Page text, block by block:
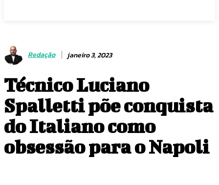
Redação janeiro 3, 2023
Técnico Luciano
Spalletti põe conquista
do Italiano como
obsessão para o Napoli